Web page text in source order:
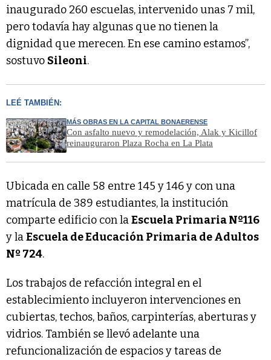
inaugurado 260 escuelas, intervenido unas 7 mil,
pero todavía hay algunas que no tienen la
dignidad que merecen. En ese camino estamos”,
sostuvo Sileoni.
LEÉ TAMBIÉN:
MÁS OBRAS EN LA CAPITAL BONAERENSE
Con asfalto nuevo y remodelación, Alak y Kicillof
reinauguraron Plaza Rocha en La Plata
Ubicada en calle 58 entre 145 y 146 y con una
matrícula de 389 estudiantes, la institución
comparte edificio con laEscuela Primaria Nº116
y laEscuela de Educación Primaria de Adultos
Nº 724.
Los trabajos de refacción integral en el
establecimiento incluyeron intervenciones en
cubiertas, techos, baños, carpinterías, aberturas y
vidrios. También se llevó adelante una
refuncionalización de espacios y tareas de